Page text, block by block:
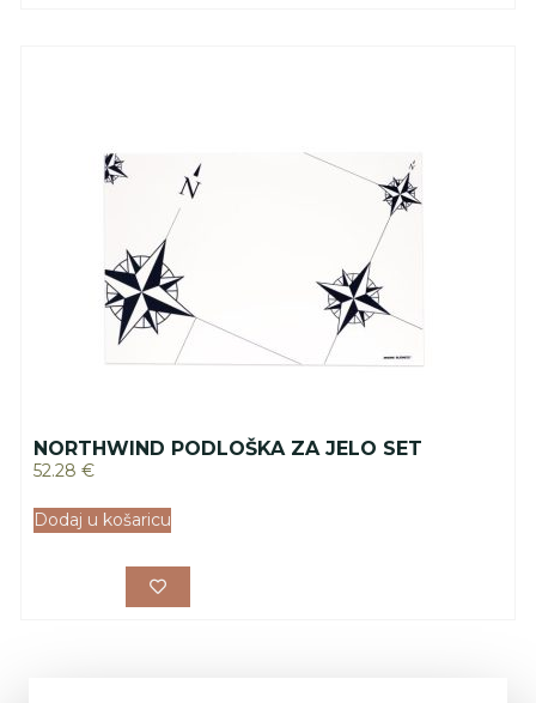
NORTHWIND PODLOŠKA ZA JELO SET
52.28 €
Dodaj u košaricu